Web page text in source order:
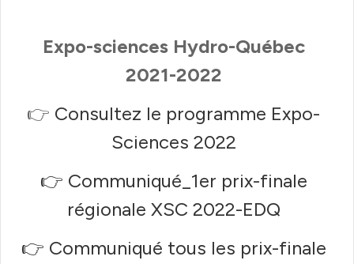
Expo-sciences Hydro-Québec
2021-2022
👉 Consultez le programme Expo-
Sciences 2022
👉 Communiqué_1er prix-finale
régionale XSC 2022-EDQ
👉 Communiqué tous les prix-finale